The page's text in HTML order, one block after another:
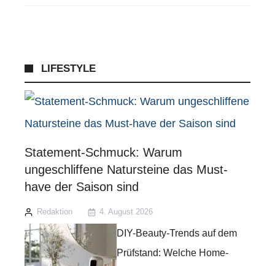
LIFESTYLE
Statement-Schmuck: Warum
ungeschliffene Natursteine das Must-
have der Saison sind
Redaktion 4. August 2026
DIY-Beauty-Trends auf dem
Prüfstand: Welche Home-